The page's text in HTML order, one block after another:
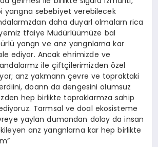
yangna sebebiyet verebilecek
daha duyarl olmalarn rica
tfaiye Müdürlüümüze bal
yangn ve anz yangnlarna kar
ediyor. Ancak ehrimizde ve
ile çiftçilerimizden özel
anz yakmann çevre ve topraktaki
doann da dengesini olumsuz
hep birlikte topraklarmza sahip
Tarmsal ve doal ekosisteme
yaylan dumandan dolay da insan
anz yangnlarna kar hep birlikte